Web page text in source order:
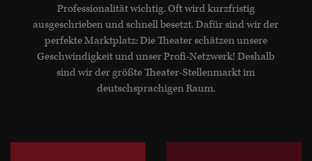
Professionalität wichtig. Oft wird kurzfristig
ausgeschrieben und schnell besetzt. Dafür sind wir der
perfekte Marktplatz: Die Theater schätzen unsere
Geschwindigkeit und unser Profi-Netzwerk! Deshalb
sind wir der größte Theater-Stellenmarkt im
deutschsprachigen Raum.